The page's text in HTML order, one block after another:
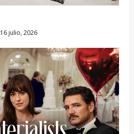
16 julio, 2026